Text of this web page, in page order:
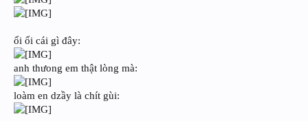
ối ối cái gì đây:
anh thưong em thật lòng mà:
loàm en dzầy là chít gùi: